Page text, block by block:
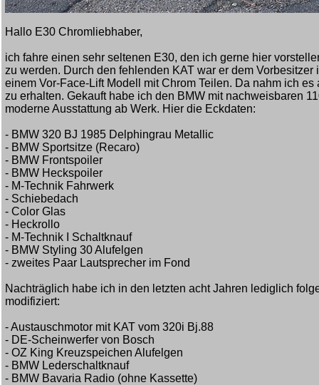
Hallo E30 Chromliebhaber,
ich fahre einen sehr seltenen E30, den ich gerne hier
zu werden. Durch den fehlenden KAT war er dem
einem Vor-Face-Lift Modell mit Chrom Teilen. Da nahm ich
zu erhalten. Gekauft habe ich den BMW mit nachweisbaren
moderne Ausstattung ab Werk. Hier die Eckdaten:
- BMW 320 BJ 1985 Delphingrau Metallic
- BMW Sportsitze (Recaro)
- BMW Frontspoiler
- BMW Heckspoiler
- M-Technik Fahrwerk
- Schiebedach
- Color Glas
- Heckrollo
- M-Technik I Schaltknauf
- BMW Styling 30 Alufelgen
- zweites Paar Lautsprecher im Fond
Nachträglich habe ich in den letzten acht Jahren lediglich
modifiziert:
- Austauschmotor mit KAT vom 320i Bj.88
- DE-Scheinwerfer von Bosch
- OZ King Kreuzspeichen Alufelgen
- BMW Lederschaltknauf
- BMW Bavaria Radio (ohne Kassette)